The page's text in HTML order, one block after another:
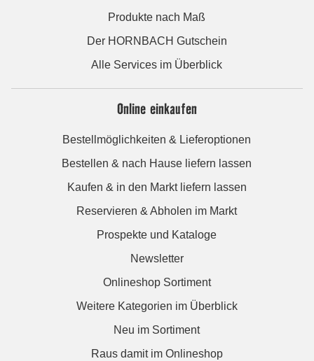
Produkte nach Maß
Der HORNBACH Gutschein
Alle Services im Überblick
Online einkaufen
Bestellmöglichkeiten & Lieferoptionen
Bestellen & nach Hause liefern lassen
Kaufen & in den Markt liefern lassen
Reservieren & Abholen im Markt
Prospekte und Kataloge
Newsletter
Onlineshop Sortiment
Weitere Kategorien im Überblick
Neu im Sortiment
Raus damit im Onlineshop